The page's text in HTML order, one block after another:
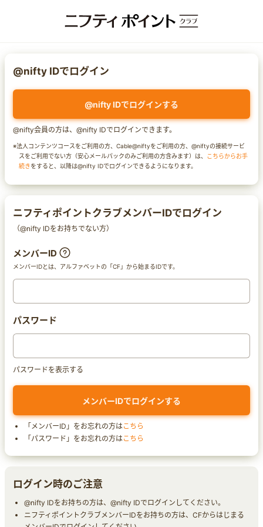
@nifty IDでログイン
@nifty IDでログインする
@nifty会員の方は、@nifty IDでログインできます。
※法人コンテンツコースをご利用の方、Cable@niftyをご利用の方、@niftyの接続サービ
スをご利用でない方（安心メールパックのみご利用の方含みます）は、 こちらからお手
続きをすると、以降は@nifty IDでログインできるようになります。
ニフティポイントクラブメンバーIDでログイン
（@nifty IDをお持ちでない方）
メンバーID
メンバーIDとは、アルファベットの「CF」から始まるIDです。
パスワード
パスワードを表示する
「メンバーID」をお忘れの方はこちら
「パスワード」をお忘れの方はこちら
ログイン時のご注意
@nifty IDをお持ちの方は、@nifty IDでログインしてください。
ニフティポイントクラブメンバーIDをお持ちの方は、CFからはじまる